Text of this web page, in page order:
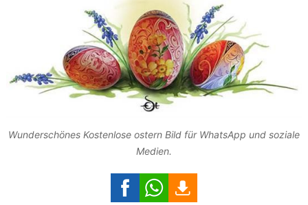
Wunderschönes Kostenlose ostern Bild für WhatsApp und soziale
Medien.